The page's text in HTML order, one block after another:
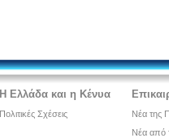
Η Ελλάδα και η Κένυα
Πολιτικές Σχέσεις
Νέα της
Νέα από